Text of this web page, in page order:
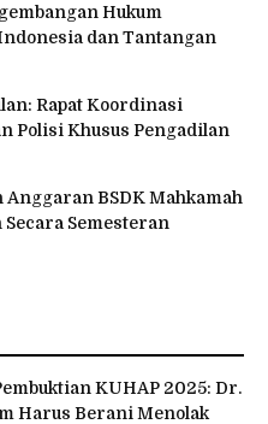
Hukum
dan Tantangan
Rapat Koordinasi
Polisi Khusus Pengadilan
BSDK Mahkamah
Semesteran
KUHAP 2025: Dr.
Harus Berani Menolak